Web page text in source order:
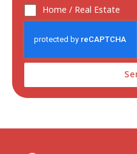
Home / Real Estate